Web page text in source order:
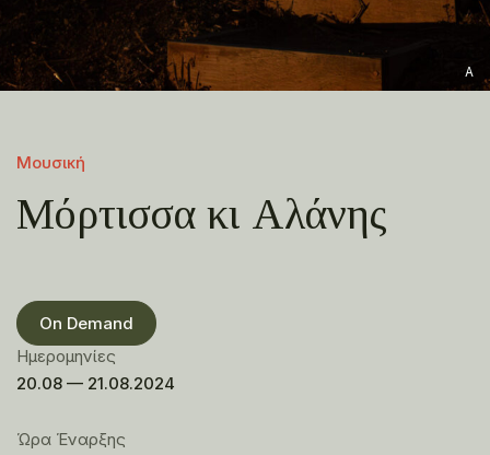
A
Μουσική
Μόρτισσα κι Αλάνης
On Demand
Ημερομηνίες
20.08 — 21.08.2024
Ώρα Έναρξης